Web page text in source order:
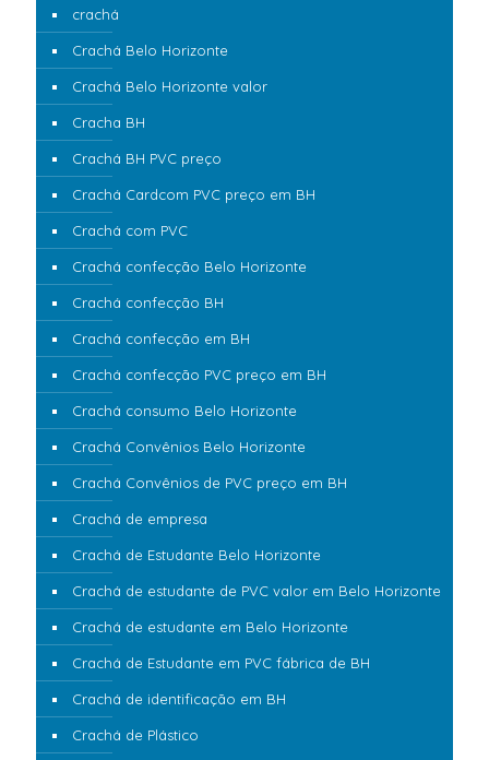
crachá
Crachá Belo Horizonte
Crachá Belo Horizonte valor
Cracha BH
Crachá BH PVC preço
Crachá Cardcom PVC preço em BH
Crachá com PVC
Crachá confecção Belo Horizonte
Crachá confecção BH
Crachá confecção em BH
Crachá confecção PVC preço em BH
Crachá consumo Belo Horizonte
Crachá Convênios Belo Horizonte
Crachá Convênios de PVC preço em BH
Crachá de empresa
Crachá de Estudante Belo Horizonte
Crachá de estudante de PVC valor em Belo Horizonte
Crachá de estudante em Belo Horizonte
Crachá de Estudante em PVC fábrica de BH
Crachá de identificação em BH
Crachá de Plástico